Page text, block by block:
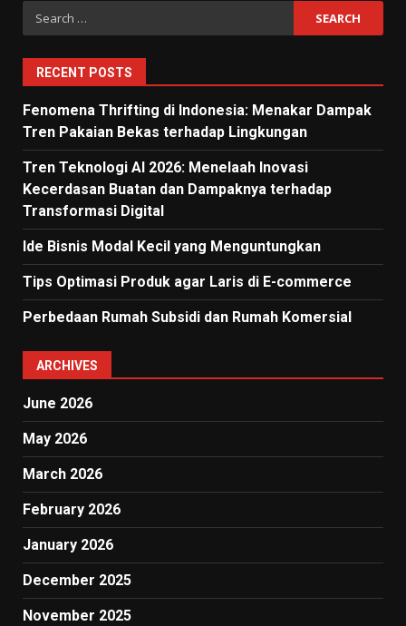
Search
for:
RECENT POSTS
Fenomena Thrifting di Indonesia: Menakar Dampak
Tren Pakaian Bekas terhadap Lingkungan
Tren Teknologi AI 2026: Menelaah Inovasi
Kecerdasan Buatan dan Dampaknya terhadap
Transformasi Digital
Ide Bisnis Modal Kecil yang Menguntungkan
Tips Optimasi Produk agar Laris di E-commerce
Perbedaan Rumah Subsidi dan Rumah Komersial
ARCHIVES
June 2026
May 2026
March 2026
February 2026
January 2026
December 2025
November 2025